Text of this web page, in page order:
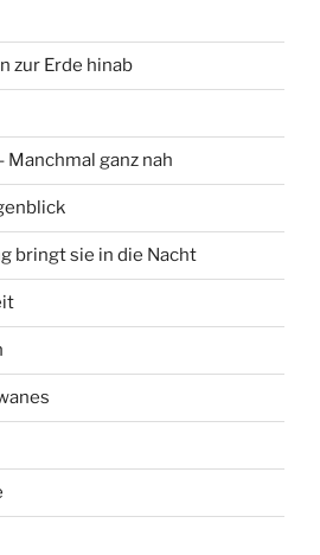
zur Erde hinab
ganz nah
bringt sie in die Nacht